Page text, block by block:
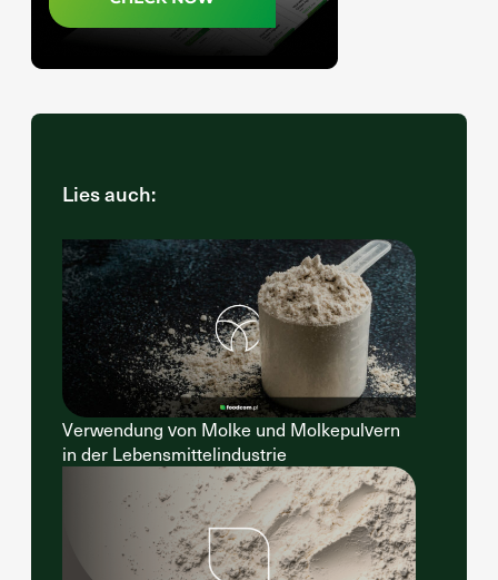
Lies auch:
Verwendung von Molke und Molkepulvern
in der Lebensmittelindustrie